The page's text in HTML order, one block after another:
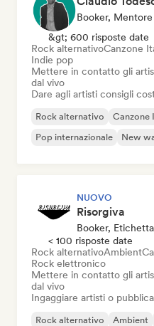
Booker, Mentore
&gt; 600 risposte date
Rock alternativoCanzone
Indie pop
Mettere in contatto gli
dal vivo
Dare agli artisti consigli
Rock alternativo Canzone
Pop internazionale
New
NUOVO
Risorgiva
Booker, Etichetta
< 100 risposte date
Rock alternativoAmbient
Rock elettronico
Mettere in contatto gli
dal vivo
Ingaggiare artisti o
Rock alternativo Ambient